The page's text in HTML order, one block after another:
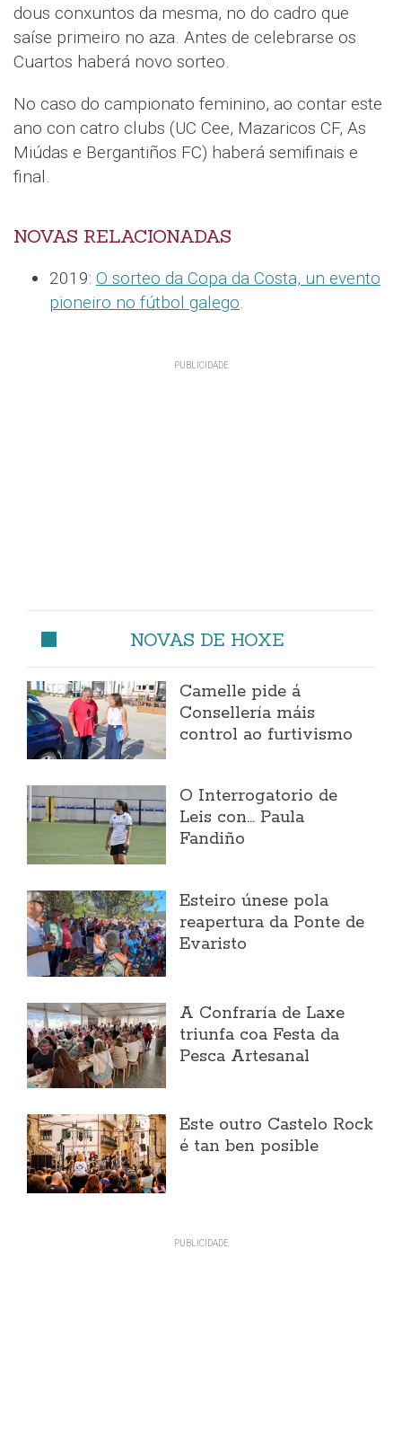
dous conxuntos da mesma, no do cadro que
saíse primeiro no aza. Antes de celebrarse os
Cuartos haberá novo sorteo.
No caso do campionato feminino, ao contar este
ano con catro clubs (UC Cee, Mazaricos CF, As
Miúdas e Bergantiños FC) haberá semifinais e
final.
NOVAS RELACIONADAS
2019: O sorteo da Copa da Costa, un evento
pioneiro no fútbol galego.
NOVAS DE HOXE
Camelle pide á
Consellería máis
control ao furtivismo
O Interrogatorio de
Leis con... Paula
Fandiño
Esteiro únese pola
reapertura da Ponte de
Evaristo
A Confraría de Laxe
triunfa coa Festa da
Pesca Artesanal
Este outro Castelo Rock
é tan ben posible